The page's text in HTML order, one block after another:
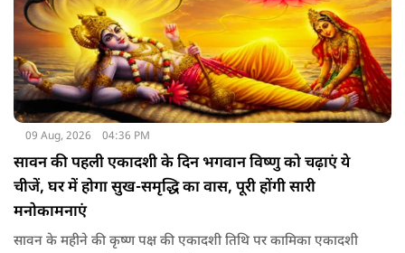
09 Aug, 2026 04:36 PM
सावन की पहली एकादशी के दिन भगवान विष्णु को चढ़ाएं ये
चीजें, घर में होगा सुख-समृद्धि का वास, पूरी होंगी सारी
मनोकामनाएं
सावन के महीने की कृष्ण पक्ष की एकादशी तिथि पर कामिका एकादशी